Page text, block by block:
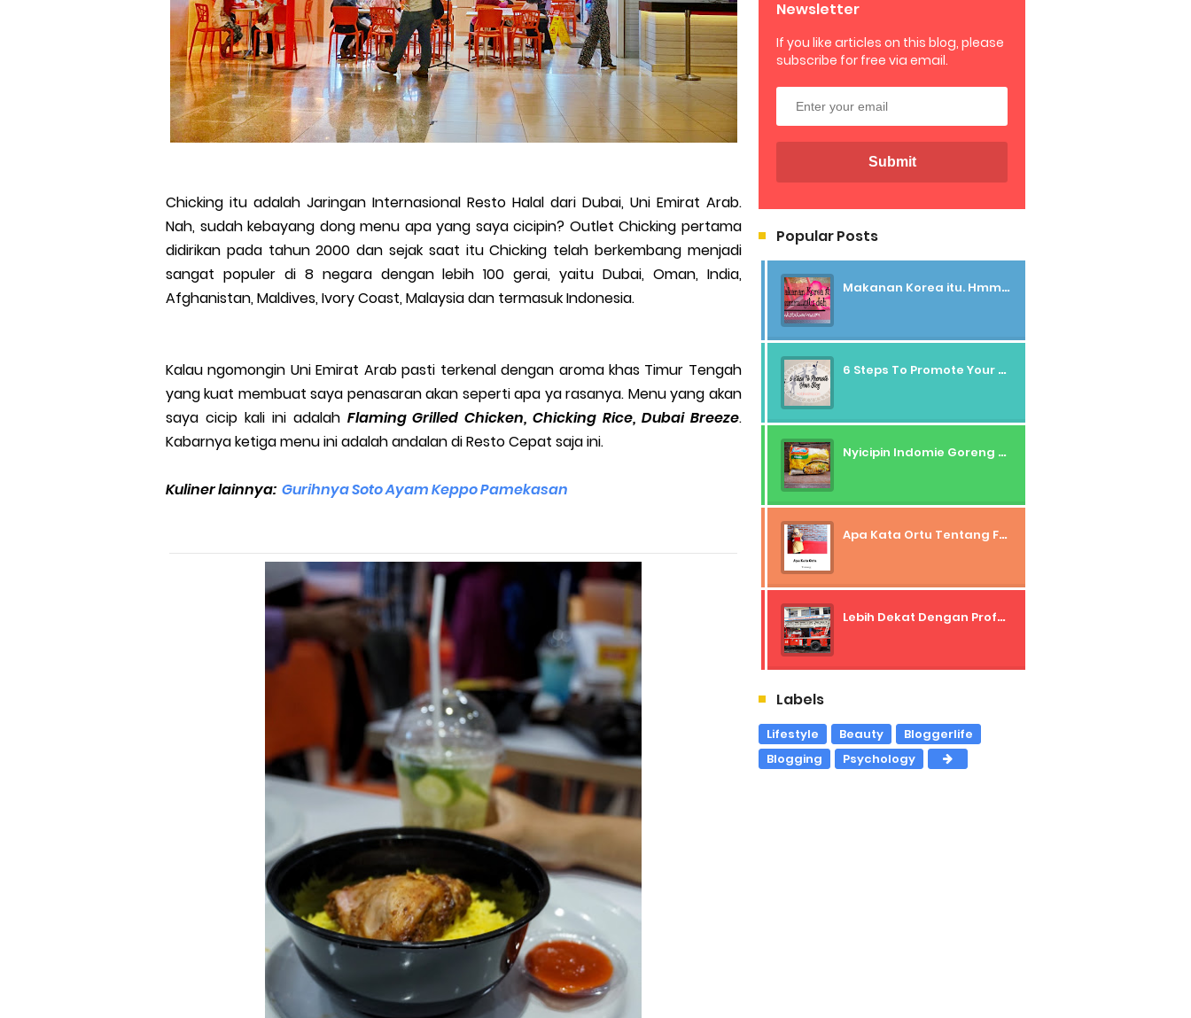
Chicking itu adalah Jaringan Internasional Resto Halal dari Dubai, Uni Emirat Arab.
Nah, sudah kebayang dong menu apa yang saya cicipin? Outlet Chicking pertama
didirikan pada tahun 2000 dan sejak saat itu Chicking telah berkembang menjadi
sangat populer di 8 negara dengan lebih 100 gerai, yaitu Dubai, Oman, India,
Afghanistan, Maldives, Ivory Coast, Malaysia dan termasuk Indonesia.
Kalau ngomongin Uni Emirat Arab pasti terkenal dengan aroma khas Timur Tengah
yang kuat membuat saya penasaran akan seperti apa ya rasanya. Menu yang akan
saya cicip kali ini adalah Flaming Grilled Chicken, Chicking Rice, Dubai Breeze.
Kabarnya ketiga menu ini adalah andalan di Resto Cepat saja ini.
Kuliner lainnya: Gurihnya Soto Ayam Keppo Pamekasan
Newsletter
If you like articles on this blog, please
subscribe for free via email.
Popular Posts
Makanan Korea itu. Hmmm....gitu deh
6 Steps To Promote Your Blog
Nyicipin Indomie Goreng Rasa Tahu Tek
Apa Kata Ortu Tentang Freelancer?
Lebih Dekat Dengan Profesi Pemadam Kebakaran
Labels
Lifestyle Beauty
Bloggerlife
Blogging
Psychology